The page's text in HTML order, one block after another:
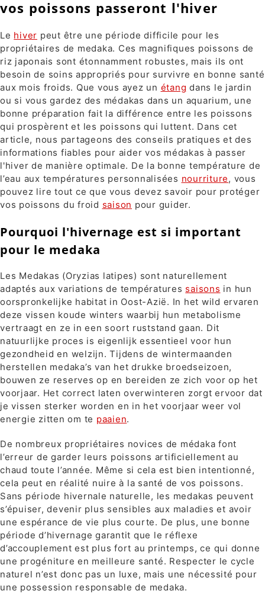
vos poissons passeront l'hiver
Le hiver peut être une période difficile pour les
propriétaires de medaka. Ces magnifiques poissons de
riz japonais sont étonnamment robustes, mais ils ont
besoin de soins appropriés pour survivre en bonne santé
aux mois froids. Que vous ayez un étang dans le jardin
ou si vous gardez des médakas dans un aquarium, une
bonne préparation fait la différence entre les poissons
qui prospèrent et les poissons qui luttent. Dans cet
article, nous partageons des conseils pratiques et des
informations fiables pour aider vos médakas à passer
l'hiver de manière optimale. De la bonne température de
l’eau aux températures personnalisées nourriture, vous
pouvez lire tout ce que vous devez savoir pour protéger
vos poissons du froid saison pour guider.
Pourquoi l'hivernage est si important
pour le medaka
Les Medakas (Oryzias latipes) sont naturellement
adaptés aux variations de températures saisons in hun
oorspronkelijke habitat in Oost-Azië. In het wild ervaren
deze vissen koude winters waarbij hun metabolisme
vertraagt en ze in een soort ruststand gaan. Dit
natuurlijke proces is eigenlijk essentieel voor hun
gezondheid en welzijn. Tijdens de wintermaanden
herstellen medaka’s van het drukke broedseizoen,
bouwen ze reserves op en bereiden ze zich voor op het
voorjaar. Het correct laten overwinteren zorgt ervoor dat
je vissen sterker worden en in het voorjaar weer vol
energie zitten om te paaien.
De nombreux propriétaires novices de médaka font
l’erreur de garder leurs poissons artificiellement au
chaud toute l’année. Même si cela est bien intentionné,
cela peut en réalité nuire à la santé de vos poissons.
Sans période hivernale naturelle, les medakas peuvent
s’épuiser, devenir plus sensibles aux maladies et avoir
une espérance de vie plus courte. De plus, une bonne
période d’hivernage garantit que le réflexe
d’accouplement est plus fort au printemps, ce qui donne
une progéniture en meilleure santé. Respecter le cycle
naturel n’est donc pas un luxe, mais une nécessité pour
une possession responsable de medaka.